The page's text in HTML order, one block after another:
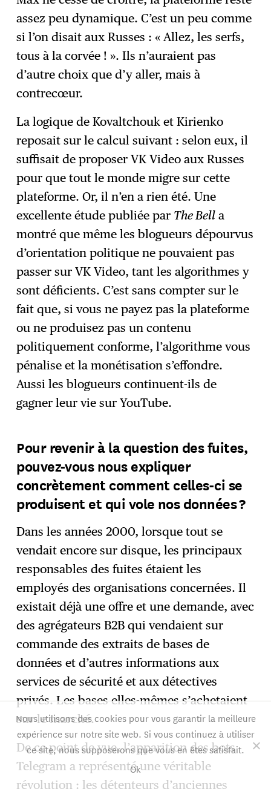
assez peu dynamique. C’est un peu comme
si l’on disait aux Russes : « Allez, les serfs,
tous à la corvée ! ». Ils n’auraient pas
d’autre choix que d’y aller, mais à
contrecœur.
La logique de Kovaltchouk et Kirienko
reposait sur le calcul suivant : selon eux, il
suffisait de proposer VK Video aux Russes
pour que tout le monde migre sur cette
plateforme. Or, il n’en a rien été. Une
excellente étude publiée par The Bell a
montré que même les blogueurs dépourvus
d’orientation politique ne pouvaient pas
passer sur VK Video, tant les algorithmes y
sont déficients. C’est sans compter sur le
fait que, si vous ne payez pas la plateforme
ou ne produisez pas un contenu
politiquement conforme, l’algorithme vous
pénalise et la monétisation s’effondre.
Aussi les blogueurs continuent-ils de
gagner leur vie sur YouTube.
Pour revenir à la question des fuites,
pouvez-vous nous expliquer
concrètement comment celles-ci se
produisent et qui vole nos données ?
Dans les années 2000, lorsque tout se
vendait encore sur disque, les principaux
responsables des fuites étaient les
employés des organisations concernées. Il
existait déjà une offre et une demande, avec
des agrégateurs B2B qui vendaient sur
commande des extraits de bases de
données et d’autres informations aux
services de sécurité et aux détectives
privés. Les bases elles-mêmes s’achetaient
sur le marché.
De ce point de vue, l’apparition des bots
Telegram a représenté une véritable
révolution : les détenteurs d’anciennes
Nous utilisons des cookies pour vous garantir la meilleure
expérience sur notre site web. Si vous continuez à utiliser
ce site, nous supposerons que vous en êtes satisfait.
Ok